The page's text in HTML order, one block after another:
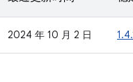
2024 年 10 月 2 日